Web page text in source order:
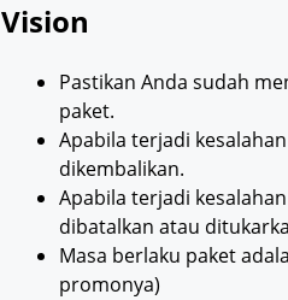
Vision
Pastikan Anda sudah
paket.
Apabila terjadi
dikembalikan.
Apabila terjadi
dibatalkan atau
Masa berlaku paket
promonya)